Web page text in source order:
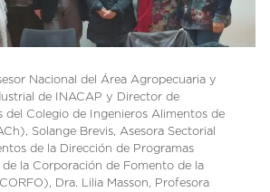
Nacional del Área Agropecuaria y
de INACAP y Director de
del Colegio de Ingenieros Alimentos de
Solange Brevis, Asesora Sectorial
de la Dirección de Programas
de la Corporación de Fomento de la
Dra. Lilia Masson, Profesora